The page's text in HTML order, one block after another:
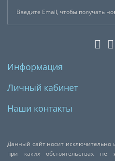
Информация
Личный кабинет
Наши контакты
Данный сайт носит
при каких обстоятельствах не